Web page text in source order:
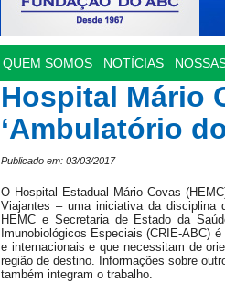
QUEM SOMOS NOTÍCIAS
Hospital Mário
‘Ambulatório
Publicado em: 03/03/2017
O Hospital Estadual Mário Covas
Viajantes – uma iniciativa da disciplina
HEMC e Secretaria de Estado da
Imunobiológicos Especiais (CRIE-ABC)
e internacionais e que necessitam de
região de destino. Informações sobre
também integram o trabalho.